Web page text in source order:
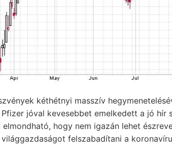
kéthétnyi masszív
jóval kevesebbet emelkedett a jó hír
hogy nem igazán lehet
felszabadítani a